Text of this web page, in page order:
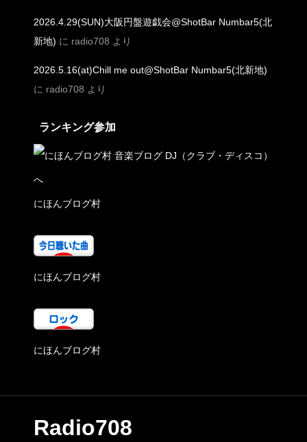
2026.4.29(SUN)大阪円盤遊戯会@ShotBar Numbar5(北
新地) に radio708 より
2026.5.16(at)Chill me out@ShotBar Numbar5(北新地)
に radio708 より
ランキング参加
にほんブログ村
にほんブログ村
にほんブログ村
Radio708